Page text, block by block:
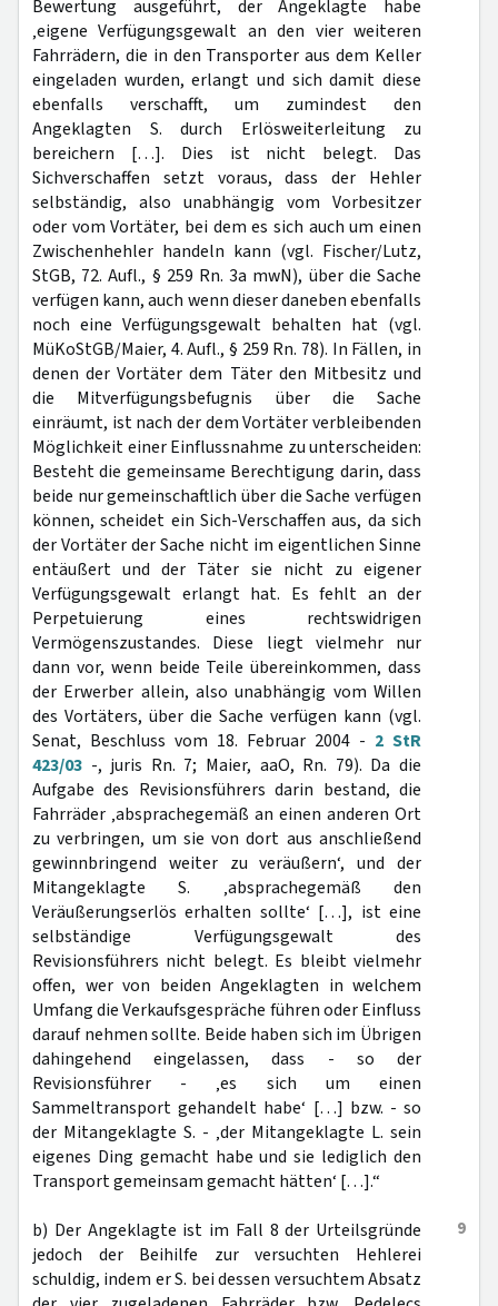
Bewertung ausgeführt, der Angeklagte habe
‚eigene Verfügungsgewalt an den vier weiteren
Fahrrädern, die in den Transporter aus dem Keller
eingeladen wurden, erlangt und sich damit diese
ebenfalls verschafft, um zumindest den
Angeklagten S. durch Erlösweiterleitung zu
bereichern […]. Dies ist nicht belegt. Das
Sichverschaffen setzt voraus, dass der Hehler
selbständig, also unabhängig vom Vorbesitzer
oder vom Vortäter, bei dem es sich auch um einen
Zwischenhehler handeln kann (vgl. Fischer/Lutz,
StGB, 72. Aufl., § 259 Rn. 3a mwN), über die Sache
verfügen kann, auch wenn dieser daneben ebenfalls
noch eine Verfügungsgewalt behalten hat (vgl.
MüKoStGB/Maier, 4. Aufl., § 259 Rn. 78). In Fällen, in
denen der Vortäter dem Täter den Mitbesitz und
die Mitverfügungsbefugnis über die Sache
einräumt, ist nach der dem Vortäter verbleibenden
Möglichkeit einer Einflussnahme zu unterscheiden:
Besteht die gemeinsame Berechtigung darin, dass
beide nur gemeinschaftlich über die Sache verfügen
können, scheidet ein Sich-Verschaffen aus, da sich
der Vortäter der Sache nicht im eigentlichen Sinne
entäußert und der Täter sie nicht zu eigener
Verfügungsgewalt erlangt hat. Es fehlt an der
Perpetuierung eines rechtswidrigen
Vermögenszustandes. Diese liegt vielmehr nur
dann vor, wenn beide Teile übereinkommen, dass
der Erwerber allein, also unabhängig vom Willen
des Vortäters, über die Sache verfügen kann (vgl.
Senat, Beschluss vom 18. Februar 2004 - 2 StR
423/03 -, juris Rn. 7; Maier, aaO, Rn. 79). Da die
Aufgabe des Revisionsführers darin bestand, die
Fahrräder ‚absprachegemäß an einen anderen Ort
zu verbringen, um sie von dort aus anschließend
gewinnbringend weiter zu veräußern‘, und der
Mitangeklagte S. ‚absprachegemäß den
Veräußerungserlös erhalten sollte‘ […], ist eine
selbständige Verfügungsgewalt des
Revisionsführers nicht belegt. Es bleibt vielmehr
offen, wer von beiden Angeklagten in welchem
Umfang die Verkaufsgespräche führen oder Einfluss
darauf nehmen sollte. Beide haben sich im Übrigen
dahingehend eingelassen, dass - so der
Revisionsführer - ‚es sich um einen
Sammeltransport gehandelt habe‘ […] bzw. - so
der Mitangeklagte S. - ‚der Mitangeklagte L. sein
eigenes Ding gemacht habe und sie lediglich den
Transport gemeinsam gemacht hätten‘ […].“
9
b) Der Angeklagte ist im Fall 8 der Urteilsgründe
jedoch der Beihilfe zur versuchten Hehlerei
schuldig, indem er S. bei dessen versuchtem Absatz